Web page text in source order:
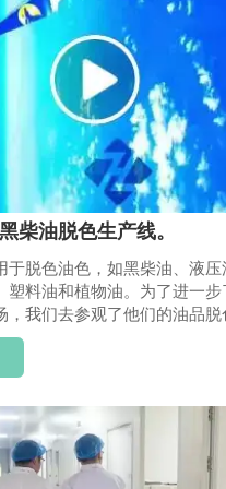
柴油脱色生产线。
脱色油色，如黑柴油、液压
塑料油和植物油。为了进一
，我们去参观了他们的油品脱
以及他们使用我们的硅胶砂和